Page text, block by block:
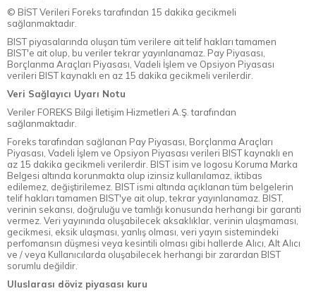
© BİST Verileri Foreks tarafından 15 dakika gecikmeli
sağlanmaktadır.
BIST piyasalarında oluşan tüm verilere ait telif hakları tamamen
BIST'e ait olup, bu veriler tekrar yayınlanamaz. Pay Piyasası,
Borçlanma Araçları Piyasası, Vadeli İşlem ve Opsiyon Piyasası
verileri BIST kaynaklı en az 15 dakika gecikmeli verilerdir.
Veri Sağlayıcı Uyarı Notu
Veriler FOREKS Bilgi İletişim Hizmetleri A.Ş. tarafından
sağlanmaktadır.
Foreks tarafından sağlanan Pay Piyasası, Borçlanma Araçları
Piyasası, Vadeli İşlem ve Opsiyon Piyasası verileri BIST kaynaklı en
az 15 dakika gecikmeli verilerdir. BIST isim ve logosu Koruma Marka
Belgesi altında korunmakta olup izinsiz kullanılamaz, iktibas
edilemez, değiştirilemez. BIST ismi altında açıklanan tüm belgelerin
telif hakları tamamen BIST'ye ait olup, tekrar yayınlanamaz. BIST,
verinin sekansı, doğruluğu ve tamlığı konusunda herhangi bir garanti
vermez. Veri yayınında oluşabilecek aksaklıklar, verinin ulaşmaması,
gecikmesi, eksik ulaşması, yanlış olması, veri yayın sistemindeki
perfomansın düşmesi veya kesintili olması gibi hallerde Alıcı, Alt Alıcı
ve / veya Kullanıcılarda oluşabilecek herhangi bir zarardan BIST
sorumlu değildir.
Uluslarası döviz piyasası kuru